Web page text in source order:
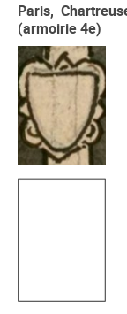
Paris,
(armoirie 4e)